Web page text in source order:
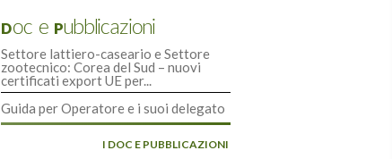
Doc e Pubblicazioni
Settore lattiero-caseario e Settore
zootecnico: Corea del Sud – nuovi
certificati export UE per...
Guida per Operatore e i suoi delegato
I DOC E PUBBLICAZIONI